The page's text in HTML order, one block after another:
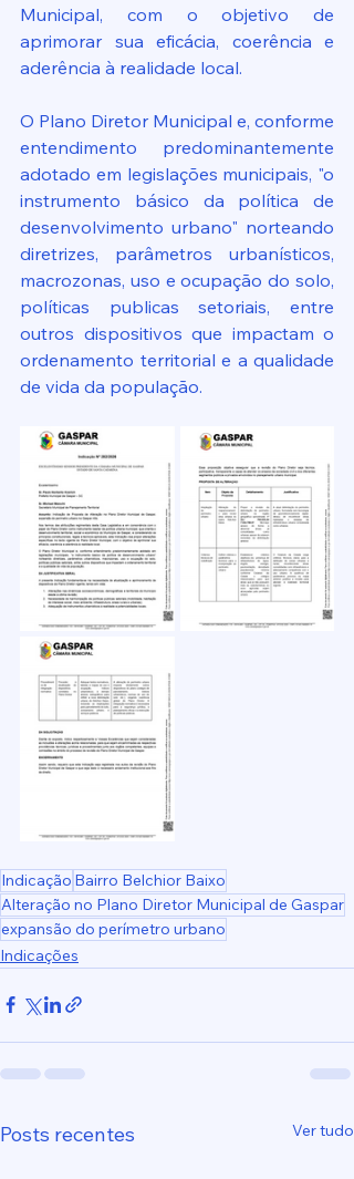
Municipal, com o objetivo de
aprimorar sua eficácia, coerência e
aderência à realidade local.
O Plano Diretor Municipal e, conforme
entendimento predominantemente
adotado em legislações municipais, "o
instrumento básico da política de
desenvolvimento urbano" norteando
diretrizes, parâmetros urbanísticos,
macrozonas, uso e ocupação do solo,
políticas publicas setoriais, entre
outros dispositivos que impactam o
ordenamento territorial e a qualidade
de vida da população.
Indicação Bairro Belchior Baixo
Alteração no Plano Diretor Municipal de Gaspar
expansão do perímetro urbano
Indicações
Posts recentes Ver tudo